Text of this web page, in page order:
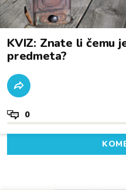
KVIZ: Znate li čemu
predmeta?
0